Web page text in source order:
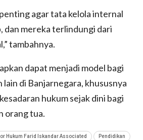
agar tata kelola internal
dan mereka terlindungi dari
tambahnya.
dapat menjadi model bagi
lain di Banjarnegara, khususnya
hukum sejak dini bagi
orang tua.
Hukum Farid Iskandar Associated Pendidikan